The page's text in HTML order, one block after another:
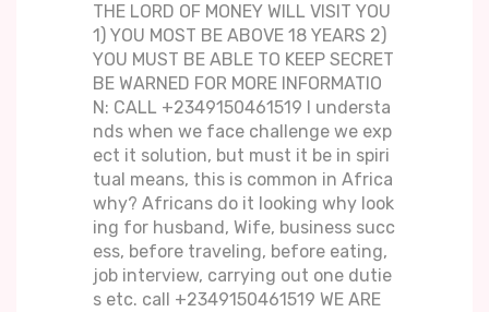
THE LORD OF MONEY WILL VISIT YOU
1) YOU MOST BE ABOVE 18 YEARS 2)
YOU MUST BE ABLE TO KEEP SECRET
BE WARNED FOR MORE INFORMATIO
N: CALL +2349150461519 I understa
nds when we face challenge we exp
ect it solution, but must it be in spiri
tual means, this is common in Africa
why? Africans do it looking why look
ing for husband, Wife, business succ
ess, before traveling, before eating,
job interview, carrying out one dutie
s etc. call +2349150461519 WE ARE